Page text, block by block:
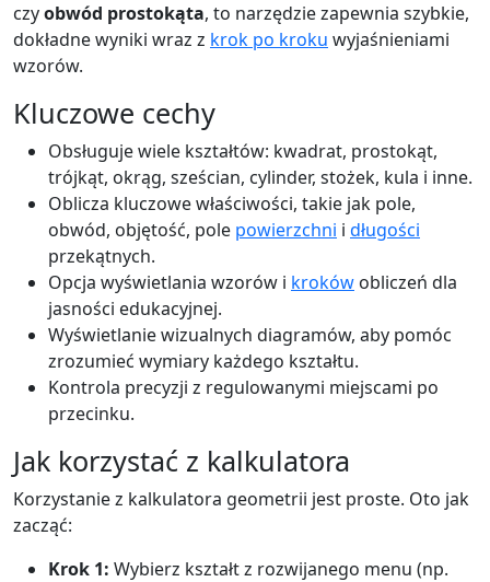
czyobwód prostokąta, to narzędzie zapewnia szybkie,
dokładne wyniki wraz z krok po kroku wyjaśnieniami
wzorów.
Kluczowe cechy
Obsługuje wiele kształtów: kwadrat, prostokąt,
trójkąt, okrąg, sześcian, cylinder, stożek, kula i inne.
Oblicza kluczowe właściwości, takie jak pole,
obwód, objętość, pole powierzchni i długości
przekątnych.
Opcja wyświetlania wzorów i kroków obliczeń dla
jasności edukacyjnej.
Wyświetlanie wizualnych diagramów, aby pomóc
zrozumieć wymiary każdego kształtu.
Kontrola precyzji z regulowanymi miejscami po
przecinku.
Jak korzystać z kalkulatora
Korzystanie z kalkulatora geometrii jest proste. Oto jak
zacząć:
Krok 1: Wybierz kształt z rozwijanego menu (np.